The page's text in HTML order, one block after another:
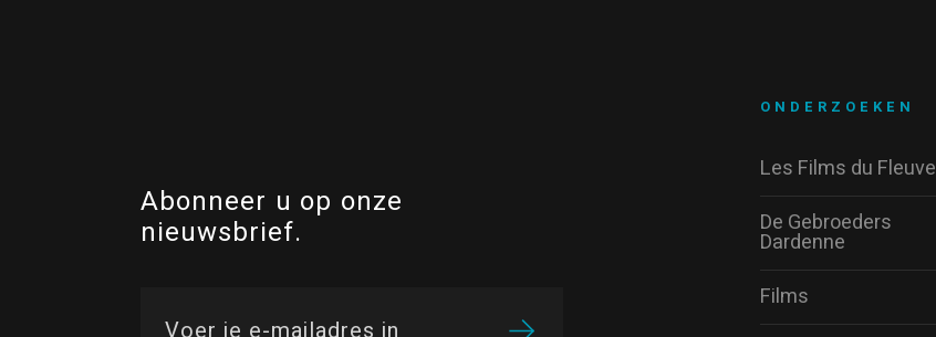
Abonneer u op onze
nieuwsbrief.
ONDERZOEKEN
Les Films du Fleuve
De Gebroeders
Dardenne
Films